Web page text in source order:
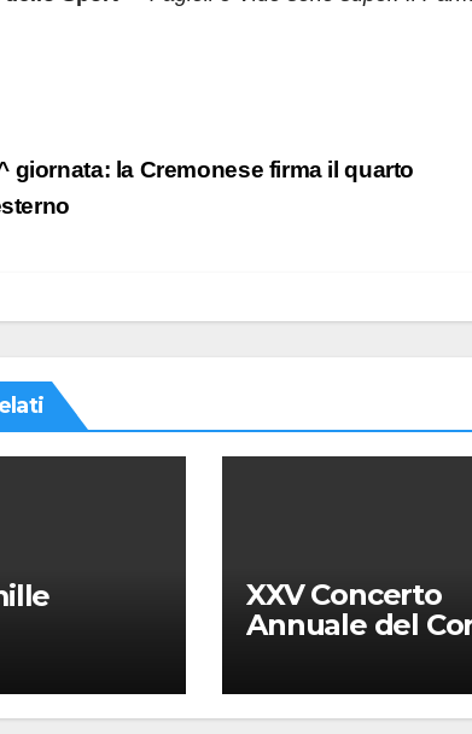
giornata: la Cremonese firma il quarto
XXV Concerto
Annuale del
“Messa in
Giacomo